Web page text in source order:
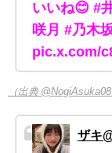
いいね😊 #
咲月 #乃木
pic.x.com/
（出典 @NogiAsuka08
ザキ